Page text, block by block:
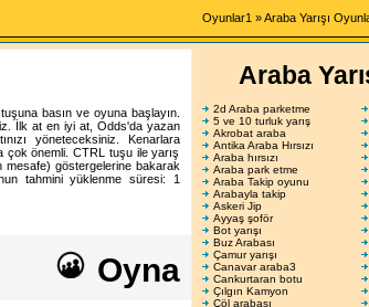
Oyunlar1 »Araba Yarışı
basın ve oyuna başlayın.
İlk at en iyi at, Odds'da yazan
yöneteceksiniz. Kenarlara
çok önemli. CTRL tuşu ile yarış
mesafe) göstergelerine bakarak
tahmini yüklenme süresi:
1
Oyna
Araba
2d Araba parketme
5 ve 10 turluk yarış
Akrobat araba
Antika Araba Hırsızı
Araba hırsızı
Araba park etme
Araba Takip oyunu
Arabayla takip
Askeri Jip
Ayyaş şoför
Bot yarışı
Buz Arabası
Çamur yarışı
Canavar araba3
Cankurtaran botu
Çılgın Kamyon
Çöl arabası